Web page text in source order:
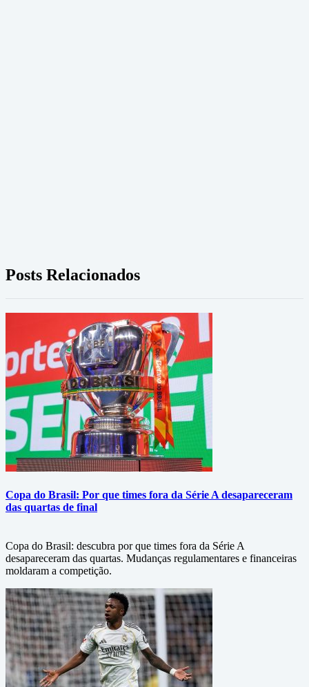
Posts Relacionados
Copa do Brasil: Por que times fora da Série A desapareceram
das quartas de final
Copa do Brasil: descubra por que times fora da Série A
desapareceram das quartas. Mudanças regulamentares e financeiras
moldaram a competição.